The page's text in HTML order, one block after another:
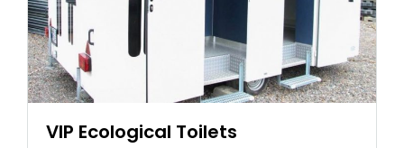
VIP Ecological Toilets